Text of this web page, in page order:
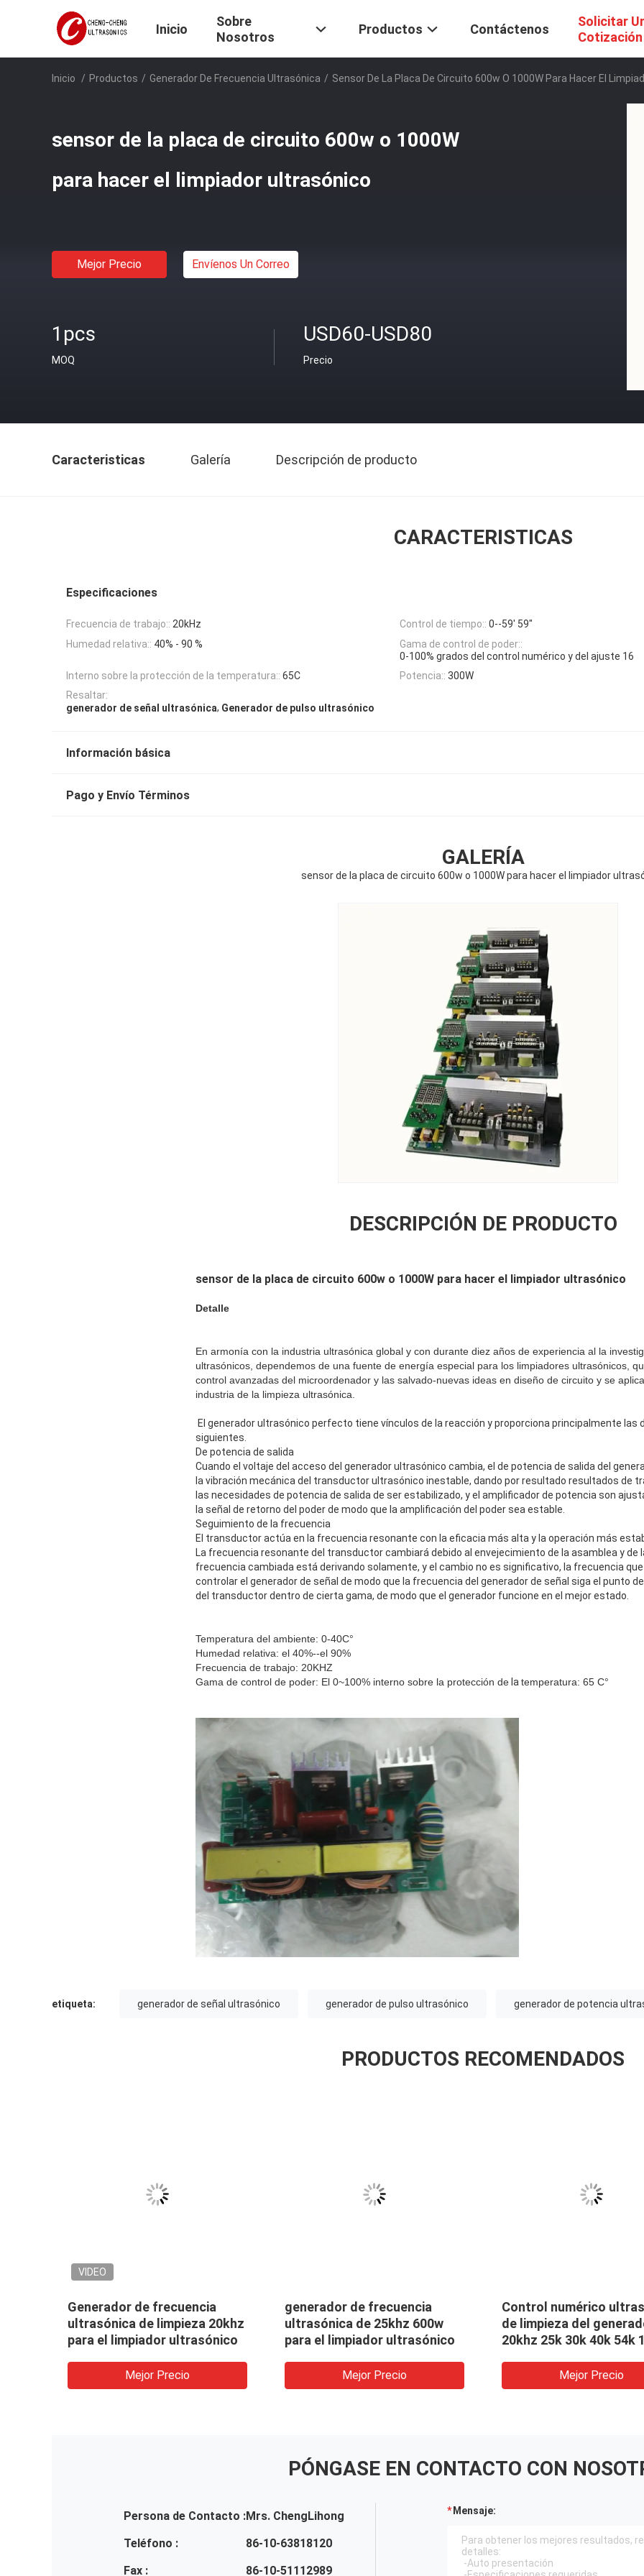
Inicio
Sobre
Nosotros
Productos Contáctenos
Solicitar
Cotización
Inicio / Productos / Generador De Frecuencia Ultrasónica / Sensor De La Placa De Circuito 600w O 1000W Para Hacer El
sensor de la placa de circuito 600w o 1000W
para hacer el limpiador ultrasónico
Mejor Precio Envíenos Un Correo
1pcs
MOQ
USD60-USD80
Precio
Caracteristicas Galería Descripción de producto
CARACTERISTICAS
Especificaciones
Frecuencia de trabajo:: 20kHz Control de tiempo:: 0--59' 59"
Humedad relativa:: 40% - 90 %
Gama de control de poder::
0-100% grados del control numérico y del ajuste 16
Interno sobre la protección de la temperatura:: 65C Potencia:: 300W
Resaltar:
generador de señal ultrasónica, Generador de pulso ultrasónico
Información básica
Pago y Envío Términos
GALERÍA
sensor de la placa de circuito 600w o 1000W para hacer el limpiador
DESCRIPCIÓN DE PRODUCTO
sensor de la placa de circuito 600w o 1000W para hacer el limpiador ultrasónico
Detalle
En armonía con la industria ultrasónica global y con durante diez años de experiencia al la
ultrasónicos, dependemos de una fuente de energía especial para los limpiadores ultrasónicos,
control avanzadas del microordenador y las salvado-nuevas ideas en diseño de circuito y se
industria de la limpieza ultrasónica.
El generador ultrasónico perfecto tiene vínculos de la reacción y proporciona principalmente las
siguientes.
De potencia de salida
Cuando el voltaje del acceso del generador ultrasónico cambia, el de potencia de salida del
la vibración mecánica del transductor ultrasónico inestable, dando por resultado resultados de
las necesidades de potencia de salida de ser estabilizado, y el amplificador de potencia son
la señal de retorno del poder de modo que la amplificación del poder sea estable.
Seguimiento de la frecuencia
El transductor actúa en la frecuencia resonante con la eficacia más alta y la operación más
La frecuencia resonante del transductor cambiará debido al envejecimiento de la asamblea y de
frecuencia cambiada está derivando solamente, y el cambio no es significativo, la frecuencia
controlar el generador de señal de modo que la frecuencia del generador de señal siga el punto
del transductor dentro de cierta gama, de modo que el generador funcione en el mejor estado.
Temperatura del ambiente: 0-40C°
Humedad relativa: el 40%--el 90%
Frecuencia de trabajo: 20KHZ
Gama de control de poder: El 0~100% interno sobre la protección de latemperatura: 65 C°
etiqueta: generador de señal ultrasónico generador de pulso ultrasónico generador de potencia
PRODUCTOS RECOMENDADOS
VIDEO
Generador de frecuencia
ultrasónica de limpieza 20khz
para el limpiador ultrasónico
Mejor Precio
generador de frecuencia
ultrasónica de 25khz 600w
para el limpiador ultrasónico
Mejor Precio
Control numérico
de limpieza del
20khz 25k 30k 40k 54k
Mejor Precio
PÓNGASE EN CONTACTO CON
Persona de Contacto :Mrs. ChengLihong
Teléfono :
86-10-63818120
Fax :
86-10-51112989
Mensaje: